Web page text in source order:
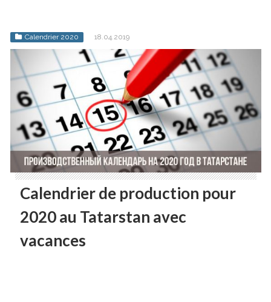
Calendrier 2020 18.04.2019
Calendrier de production pour
2020 au Tatarstan avec
vacances